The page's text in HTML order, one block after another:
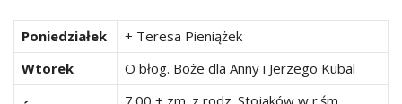
Poniedziałek
+ Teresa Pieniążek
Wtorek
O błog. Boże dla Anny i Jerzego Kubal
7.00 + zm. z rodz. Stojaków w r.śm.